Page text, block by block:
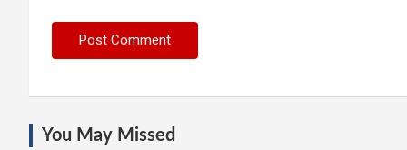
You May Missed